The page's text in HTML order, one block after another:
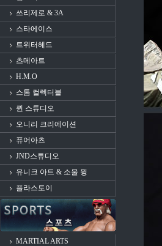
쓰리제로 & 3A
스타에이스
트위터헤드
츠메아트
H.M.O
스톰 컬렉터블
퀸 스튜디오
오니리 크리에이션
퓨어아츠
JND스튜디오
유니크 아트 & 소울 윙
플라스토이
MARTIAL ARTS